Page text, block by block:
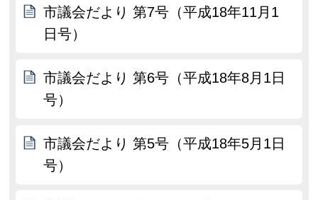
市議会だより 第7号（平成18年11月1
日号）
市議会だより 第6号（平成18年8月1日
号）
市議会だより 第5号（平成18年5月1日
号）